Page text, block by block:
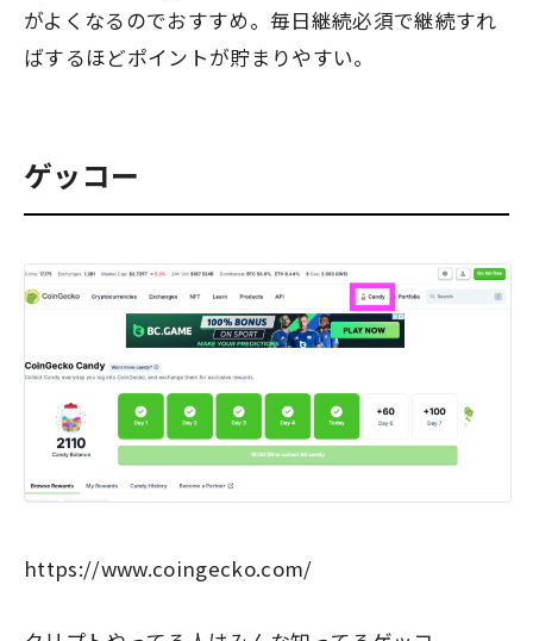
がよくなるのでおすすめ。毎日継続必須で継続すれ
ばするほどポイントが貯まりやすい。
ゲッコー
https://www.coingecko.com/